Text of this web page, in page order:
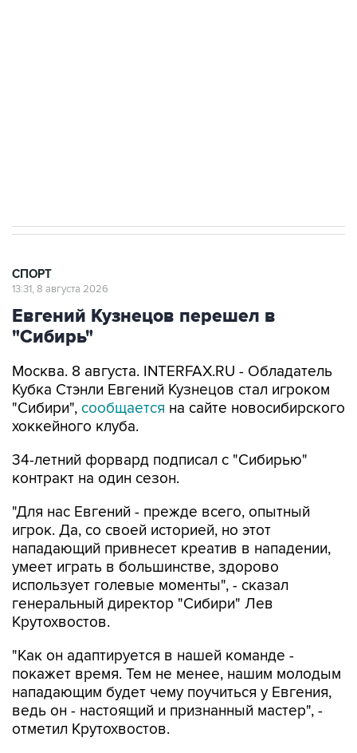
СПОРТ
13:31, 8 августа 2026
Евгений Кузнецов перешел в
"Сибирь"
Москва. 8 августа. INTERFAX.RU - Обладатель
Кубка Стэнли Евгений Кузнецов стал игроком
"Сибири", сообщается на сайте новосибирского
хоккейного клуба.
34-летний форвард подписал с "Сибирью"
контракт на один сезон.
"Для нас Евгений - прежде всего, опытный
игрок. Да, со своей историей, но этот
нападающий привнесет креатив в нападении,
умеет играть в большинстве, здорово
использует голевые моменты", - сказал
генеральный директор "Сибири" Лев
Крутохвостов.
"Как он адаптируется в нашей команде -
покажет время. Тем не менее, нашим молодым
нападающим будет чему поучиться у Евгения,
ведь он - настоящий и признанный мастер", -
отметил Крутохвостов.